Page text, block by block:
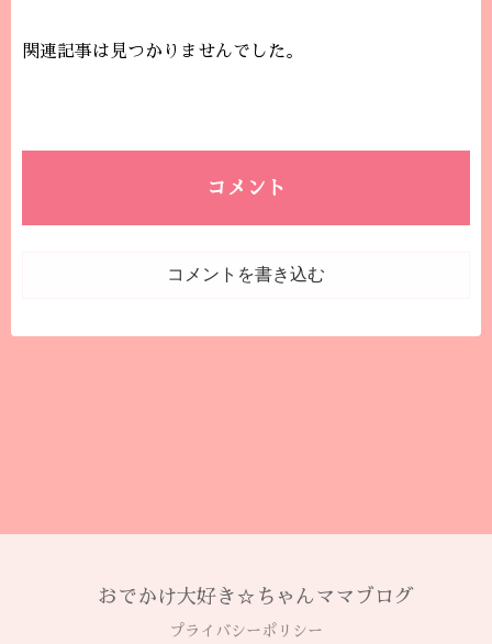
関連記事は見つかりませんでした。
コメント
コメントを書き込む
おでかけ大好き☆ちゃんママブログ
プライバシーポリシー